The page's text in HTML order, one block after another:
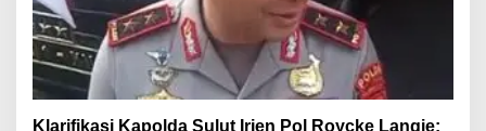
Klarifikasi Kapolda Sulut Irjen Pol Roycke Langie: